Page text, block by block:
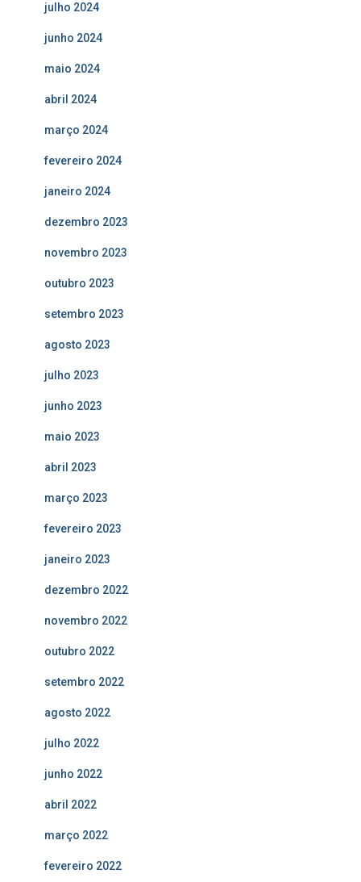
julho 2024
junho 2024
maio 2024
abril 2024
março 2024
fevereiro 2024
janeiro 2024
dezembro 2023
novembro 2023
outubro 2023
setembro 2023
agosto 2023
julho 2023
junho 2023
maio 2023
abril 2023
março 2023
fevereiro 2023
janeiro 2023
dezembro 2022
novembro 2022
outubro 2022
setembro 2022
agosto 2022
julho 2022
junho 2022
abril 2022
março 2022
fevereiro 2022